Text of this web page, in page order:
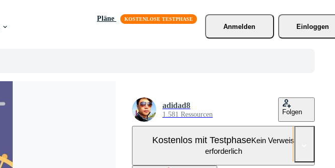
Pläne
Anmelden
Einloggen
adidad8
1.581 Ressourcen Folgen
Kostenlos mit TestphaseKein Verweis
erforderlich